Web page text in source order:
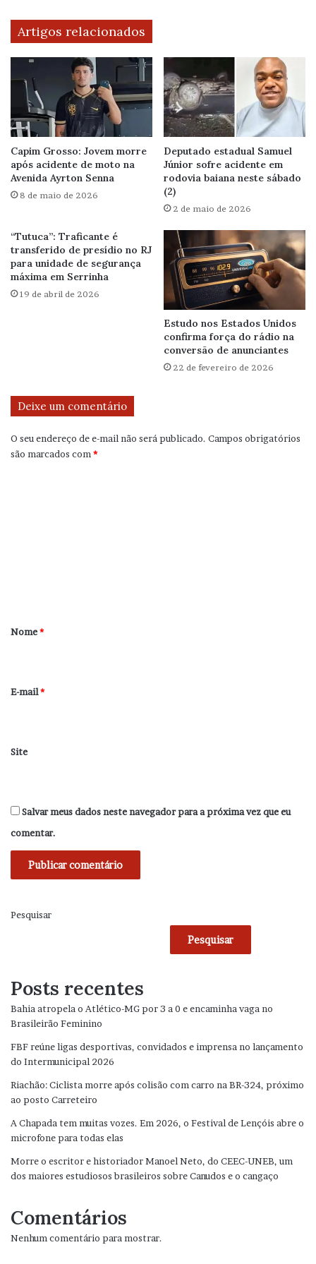
Artigos relacionados
Capim Grosso: Jovem morre
após acidente de moto na
Avenida Ayrton Senna
8 de maio de 2026
Deputado estadual Samuel
Júnior sofre acidente em
rodovia baiana neste sábado
(2)
2 de maio de 2026
“Tutuca”: Traficante é
transferido de presídio no RJ
para unidade de segurança
máxima em Serrinha
19 de abril de 2026
Estudo nos Estados Unidos
confirma força do rádio na
conversão de anunciantes
22 de fevereiro de 2026
Deixe um comentário
O seu endereço de e-mail não será publicado. Campos obrigatórios
são marcados com*
r
*
Nome*
E-mail*
Site
Salvar meus dados neste navegador para a próxima vez que eu
comentar.
Pesquisar
Pesquisar
Posts recentes
Bahia atropela o Atlético-MG por 3 a 0 e encaminha vaga no
Brasileirão Feminino
FBF reúne ligas desportivas, convidados e imprensa no lançamento
do Intermunicipal 2026
Riachão: Ciclista morre após colisão com carro na BR-324, próximo
ao posto Carreteiro
A Chapada tem muitas vozes. Em 2026, o Festival de Lençóis abre o
microfone para todas elas
Morre o escritor e historiador Manoel Neto, do CEEC-UNEB, um
dos maiores estudiosos brasileiros sobre Canudos e o cangaço
Comentários
Nenhum comentário para mostrar.